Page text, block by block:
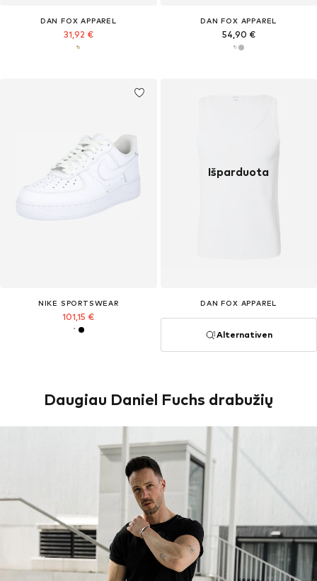
DAN FOX APPAREL
31,92 €
DAN FOX APPAREL
54,90 €
NIKE SPORTSWEAR
101,15 €
Išparduota
DAN FOX APPAREL
Alternativen
Daugiau Daniel Fuchs drabužių